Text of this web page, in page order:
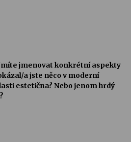
jmenovat konkrétní aspekty
a jste něco v moderní
estetična? Nebo jenom hrdý